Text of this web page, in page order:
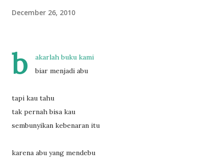
December 26, 2010
b
akarlah buku kami
biar menjadi abu
tapi kau tahu
tak pernah bisa kau
sembunyikan kebenaran itu
karena abu yang mendebu